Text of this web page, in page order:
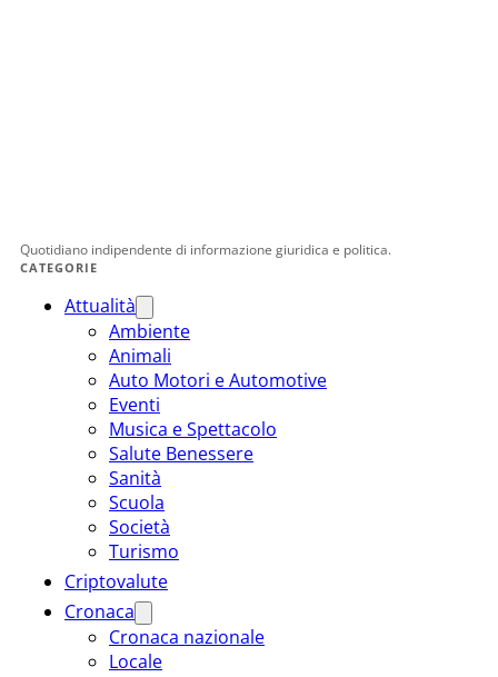
Quotidiano indipendente di informazione giuridica e politica.
CATEGORIE
Attualità
Ambiente
Animali
Auto Motori e Automotive
Eventi
Musica e Spettacolo
Salute Benessere
Sanità
Scuola
Società
Turismo
Criptovalute
Cronaca
Cronaca nazionale
Locale